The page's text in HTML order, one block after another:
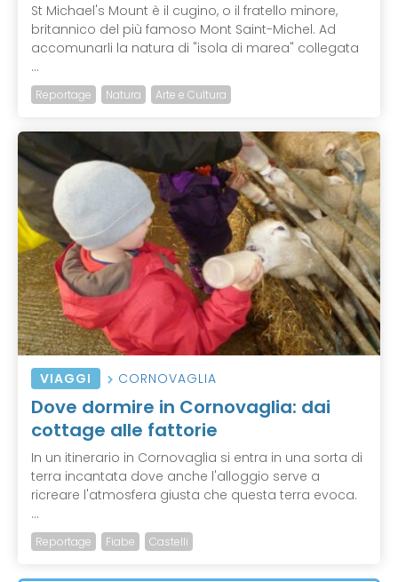
St Michael's Mount è il cugino, o il fratello minore,
britannico del più famoso Mont Saint-Michel. Ad
accomunarli la natura di "isola di marea" collegata
...
Reportage Natura Arte e Cultura
VIAGGI CORNOVAGLIA
Dove dormire in Cornovaglia: dai
cottage alle fattorie
In un itinerario in Cornovaglia si entra in una sorta di
terra incantata dove anche l'alloggio serve a
ricreare l'atmosfera giusta che questa terra evoca.
...
Reportage Fiabe Castelli